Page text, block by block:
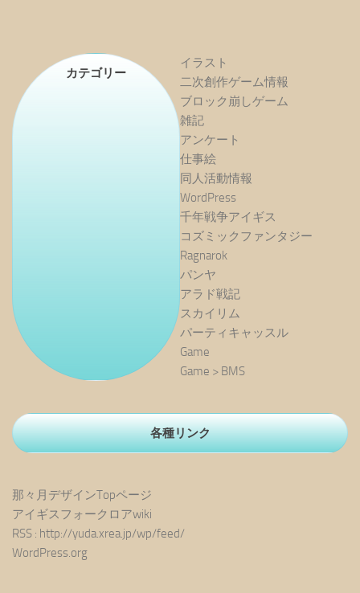
カテゴリー
イラスト
二次創作ゲーム情報
ブロック崩しゲーム
雑記
アンケート
仕事絵
同人活動情報
WordPress
千年戦争アイギス
コズミックファンタジー
Ragnarok
パンヤ
アラド戦記
スカイリム
パーティキャッスル
Game
Game > BMS
各種リンク
那々月デザインTopページ
アイギスフォークロアwiki
RSS : http://yuda.xrea.jp/wp/feed/
WordPress.org